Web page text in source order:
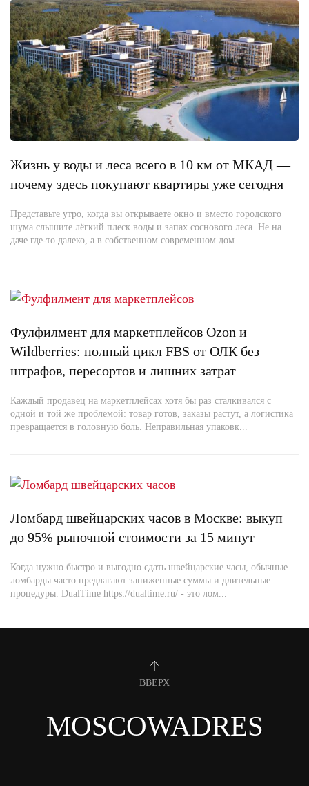
Жизнь у воды и леса всего в 10 км от МКАД —
почему здесь покупают квартиры уже сегодня
Представьте утро, когда вы открываете окно и вместо городского
шума слышите лёгкий плеск воды и запах соснового леса. Не на
даче где-то далеко, а в собственном современном дом...
Фулфилмент для маркетплейсов Ozon и
Wildberries: полный цикл FBS от ОЛК без
штрафов, пересортов и лишних затрат
Каждый продавец на маркетплейсах хотя бы раз сталкивался с
одной и той же проблемой: товар готов, заказы растут, а логистика
превращается в головную боль. Неправильная упаковк...
Ломбард швейцарских часов в Москве: выкуп
до 95% рыночной стоимости за 15 минут
Когда нужно быстро и выгодно сдать швейцарские часы, обычные
ломбарды часто предлагают заниженные суммы и длительные
процедуры. DualTime https://dualtime.ru/ - это лом...
ВВЕРХ
MOSCOWADRES